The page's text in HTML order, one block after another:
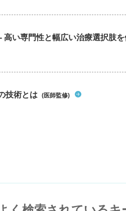
高い専門性と幅広い治療選択肢
技術とは (医師監修)